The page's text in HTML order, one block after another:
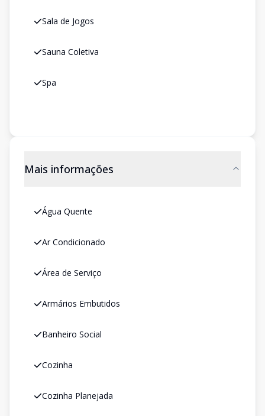
Sala de Jogos
Sauna Coletiva
Spa
Mais informações
Água Quente
Ar Condicionado
Área de Serviço
Armários Embutidos
Banheiro Social
Cozinha
Cozinha Planejada